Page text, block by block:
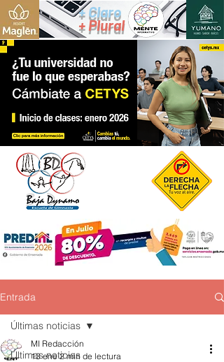
+ Claro
+ Plural
Entrada
Últimas noticias
Últimas noticias
MI Redacción
13 ene 2 min de lectura